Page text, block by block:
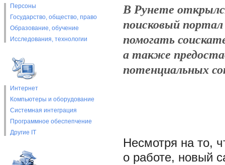
Персоны
Государство, общество, право
Образование, обучение
Исследования, технологии
Интернет
Компьютеры и оборудование
Системная интеграция
Программное обеспепчение
Другие IT
В Рунете
поисковый портал
помогать
а также
потенциальных
Несмотря на то,
о работе, новый